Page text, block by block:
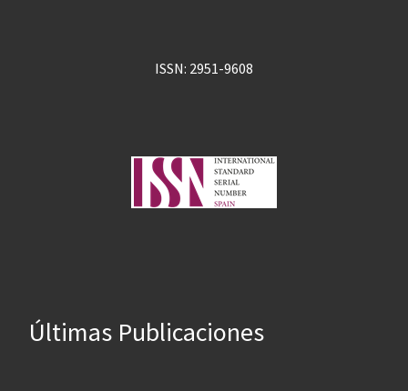
ISSN: 2951-9608
Últimas Publicaciones